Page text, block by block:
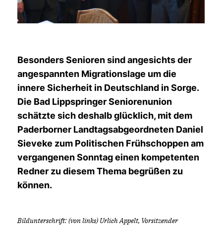
Besonders Senioren sind angesichts der
angespannten Migrationslage um die
innere Sicherheit in Deutschland in Sorge.
Die Bad Lippspringer Seniorenunion
schätzte sich deshalb glücklich, mit dem
Paderborner Landtagsabgeordneten Daniel
Sieveke zum Politischen Frühschoppen am
vergangenen Sonntag einen kompetenten
Redner zu diesem Thema begrüßen zu
können.
Bildunterschrift: (von links) Urlich Appelt, Vorsitzender